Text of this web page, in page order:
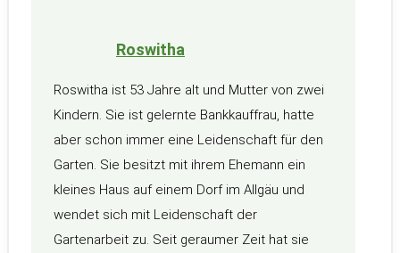
Roswitha
Roswitha ist 53 Jahre alt und Mutter von zwei
Kindern. Sie ist gelernte Bankkauffrau, hatte
aber schon immer eine Leidenschaft für den
Garten. Sie besitzt mit ihrem Ehemann ein
kleines Haus auf einem Dorf im Allgäu und
wendet sich mit Leidenschaft der
Gartenarbeit zu. Seit geraumer Zeit hat sie